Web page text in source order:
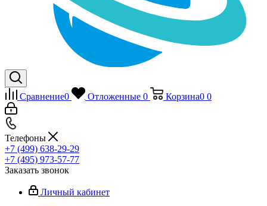
Сравнение0 Отложенные 0 Корзина0 0
Телефоны
+7 (499) 638-29-29
+7 (495) 973-57-77
Заказать звонок
Личный кабинет